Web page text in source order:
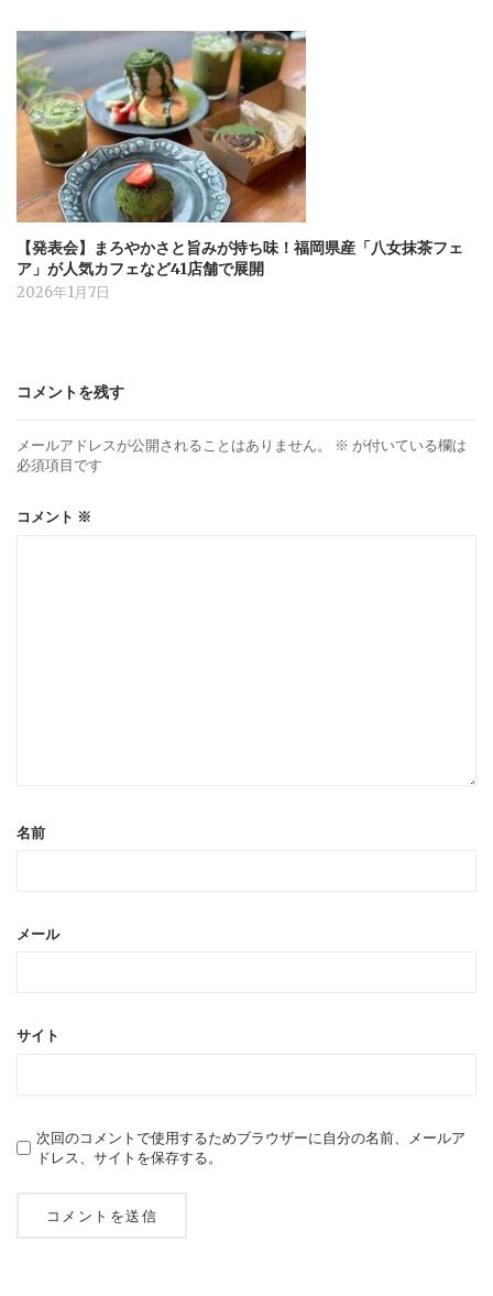
【発表会】まろやかさと旨みが持ち味！福岡県産「八女抹茶フェ
ア」が人気カフェなど41店舗で展開
2026年1月7日
コメントを残す
メールアドレスが公開されることはありません。 ※ が付いている欄は
必須項目です
コメント ※
名前
メール
サイト
次回のコメントで使用するためブラウザーに自分の名前、メールア
ドレス、サイトを保存する。